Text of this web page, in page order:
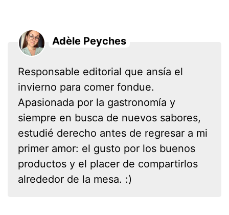
Adèle Peyches
Responsable editorial que ansía el
invierno para comer fondue.
Apasionada por la gastronomía y
siempre en busca de nuevos sabores,
estudié derecho antes de regresar a mi
primer amor: el gusto por los buenos
productos y el placer de compartirlos
alrededor de la mesa. :)